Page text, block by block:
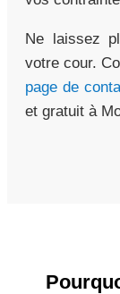
Ne laissez
votre cour.
page de
et gratuit à